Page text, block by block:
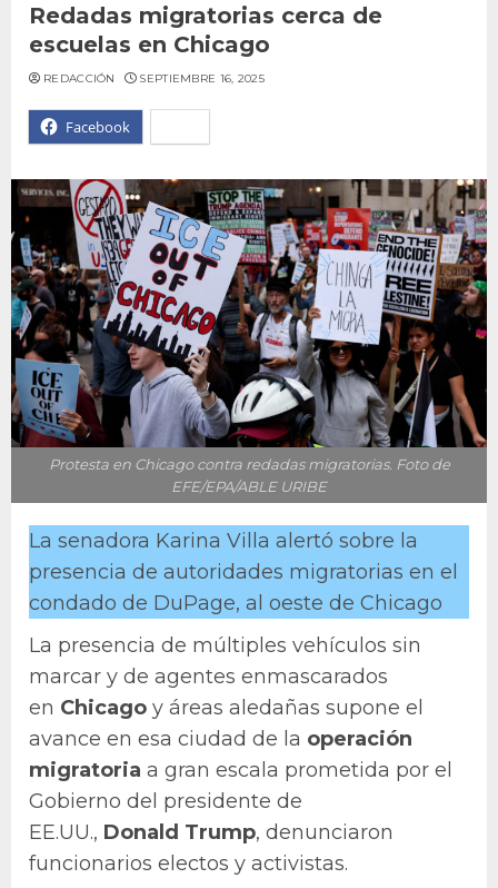
Redadas migratorias cerca de
escuelas en Chicago
Facebook
REDACCIÓN SEPTIEMBRE 16, 2025
Protesta en Chicago contra redadas migratorias. Foto de
EFE/EPA/ABLE URIBE
La senadora Karina Villa alertó sobre la
presencia de autoridades migratorias en el
condado de DuPage, al oeste de Chicago
La presencia de múltiples vehículos sin
marcar y de agentes enmascarados
en Chicago y áreas aledañas supone el
avance en esa ciudad de la operación
migratoria a gran escala prometida por el
Gobierno del presidente de
EE.UU., Donald Trump, denunciaron
funcionarios electos y activistas.